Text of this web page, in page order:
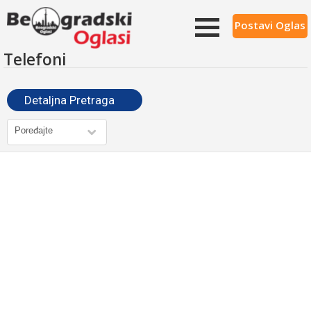
Postavi Oglas
Telefoni
Detaljna Pretraga